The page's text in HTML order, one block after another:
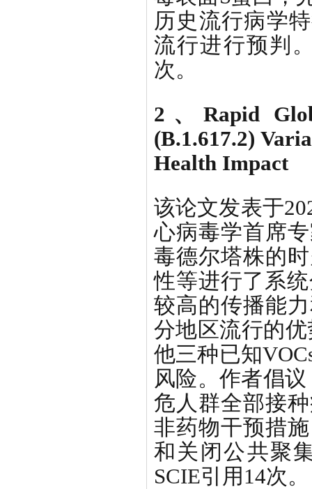
历史流行病学
流行进行预判
次。
2、Rapid
(B.1.617.2)
Health Impact
该论文发表于
心病毒学首席
毒德尔塔株的
性等进行了系
较高的传播能
分地区流行的优
他三种已知
风险。作者倡
危人群全部接
非药物干预措
和关闭公共聚
SCIE引用14次。